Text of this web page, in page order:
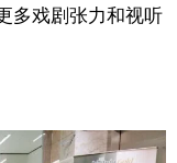
多戏剧张力和视听